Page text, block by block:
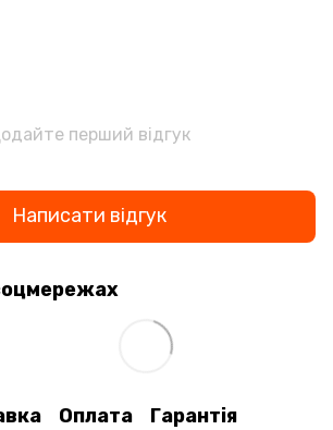
перший відгук
Написати відгук
Оплата Гарантія